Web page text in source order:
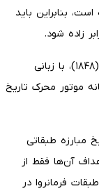
بنابراین باید
زاده شود.
مارکس و انگلس در «مانیفست حزب کمونیست» (۱۸۴۸)، با زبانی
موتور محرک تاریخ
مبارزه طبقاتی
آن‌ها فقط از
فرمانروا در